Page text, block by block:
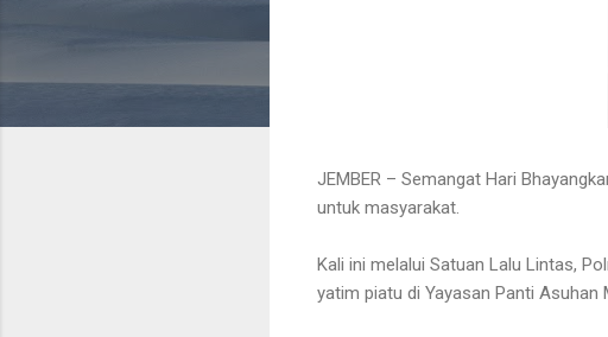
JEMBER – Semangat Hari
untuk masyarakat.
Kali ini melalui Satuan Lalu Lintas,
yatim piatu di Yayasan Panti Asuhan